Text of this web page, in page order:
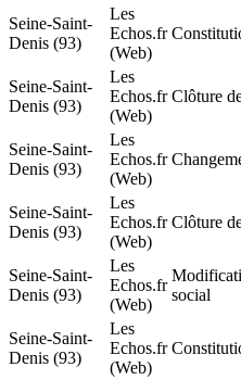
Seine-Saint-
Denis (93)
Les
Echos.fr
(Web)
Seine-Saint-
Denis (93)
Les
Echos.fr
(Web)
Clôture
Seine-Saint-
Denis (93)
Les
Echos.fr
(Web)
Seine-Saint-
Denis (93)
Les
Echos.fr
(Web)
Clôture
Seine-Saint-
Denis (93)
Les
Echos.fr
(Web)
social
Seine-Saint-
Denis (93)
Les
Echos.fr
(Web)